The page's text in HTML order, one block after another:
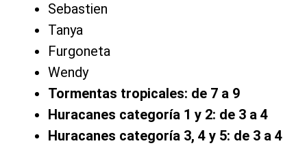
Sebastien
Tanya
Furgoneta
Wendy
Tormentas tropicales: de 7 a 9
Huracanes categoría 1 y 2: de 3 a 4
Huracanes categoría 3, 4 y 5: de 3 a 4